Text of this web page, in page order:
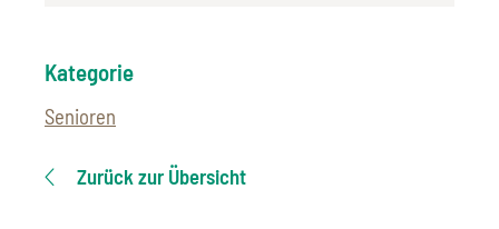
Kategorie
Senioren
Zurück zur Übersicht